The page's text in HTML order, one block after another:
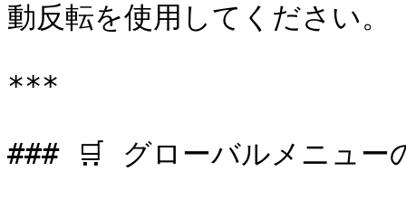
動反転を使用してください。
***
### 🛒 グローバルメニュー